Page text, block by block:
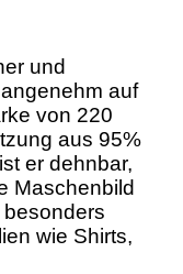
und
auf
von 220
aus 95%
er dehnbar,
Maschenbild
wie Shirts,